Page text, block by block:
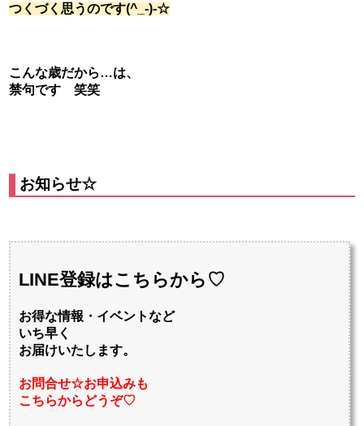
つくづく思うのです(^_-)-☆
こんな歳だから…は、
禁句です 笑笑
お知らせ☆
LINE登録はこちらから ♡
お得な情報・イベントなど
いち早く
お届けいたします。
お問合せ☆お申込みも
こちらからどうぞ♡